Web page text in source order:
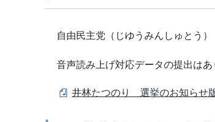
自由民主党（じゆうみんしゅとう）
音声読み上げ対応データの提出はあ
井林たつのり 選挙のお知らせ